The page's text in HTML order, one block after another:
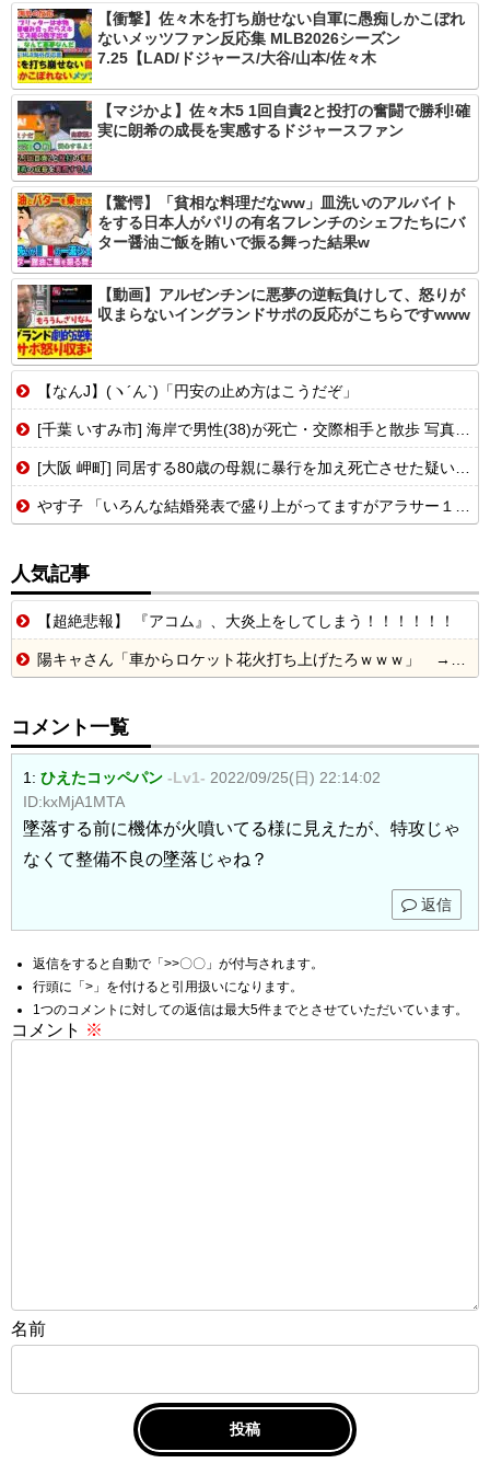
【衝撃】佐々木を打ち崩せない自軍に愚痴しかこぼれ
ないメッツファン反応集 MLB2026シーズン
7.25【LAD/ドジャース/大谷/山本/佐々木
【マジかよ】佐々木5 1回自責2と投打の奮闘で勝利!確
実に朗希の成長を実感するドジャースファン
【驚愕】「貧相な料理だなww」皿洗いのアルバイト
をする日本人がパリの有名フレンチのシェフたちにバ
ター醤油ご飯を賄いで振る舞った結果w
【動画】アルゼンチンに悪夢の逆転負けして、怒りが
収まらないイングランドサポの反応がこちらですwww
【なんJ】(ヽ´ん`)「円安の止め方はこうだぞ」
[千葉 いすみ市] 海岸で男性(38)が死亡・交際相手と散歩 写真撮影の際波にさらわれたとの報道...
[大阪 岬町] 同居する80歳の母親に暴行を加え死亡させた疑い 息子(58)が逮捕...
やす子 「いろんな結婚発表で盛り上がってますがアラサー１人暮らしも…」
人気記事
【超絶悲報】 『アコム』、大炎上をしてしまう！！！！！！
陽キャさん「車からロケット花火打ち上げたろｗｗｗ」 → サンルーフが閉まっていて無事車内に発射
コメント一覧
1: ひえたコッペパン -Lv1- 2022/09/25(日) 22:14:02
ID:kxMjA1MTA
墜落する前に機体が火噴いてる様に見えたが、特攻じゃ
なくて整備不良の墜落じゃね？
返信
返信をすると自動で「>>〇〇」が付与されます。
行頭に「>」を付けると引用扱いになります。
1つのコメントに対しての返信は最大5件までとさせていただいています。
コメント ※
名前